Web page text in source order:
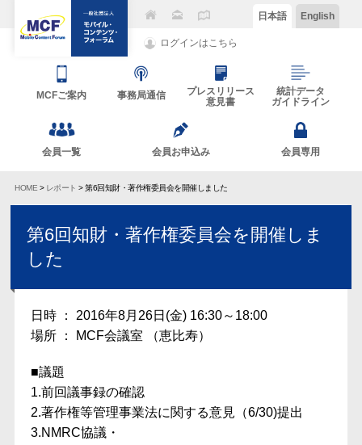
ログインはこちら
日本語 English
MCFご案内 事務局通信
プレスリリース
意見書
統計データ
ガイドライン
会員一覧 会員お申込み 会員専用
HOME > レポート > 第6回知財・著作権委員会を開催しました
第6回知財・著作権委員会を開催しま
した
日時 ： 2016年8月26日(金) 16:30～18:00
場所 ： MCF会議室 （恵比寿）
■議題
1.前回議事録の確認
2.著作権等管理事業法に関する意見（6/30)提出
3.NMRC協議・